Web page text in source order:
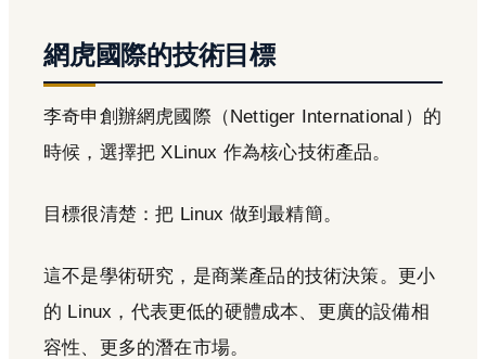
網虎國際的技術目標
李奇申創辦網虎國際（Nettiger International）的
時候，選擇把 XLinux 作為核心技術產品。
目標很清楚：把 Linux 做到最精簡。
這不是學術研究，是商業產品的技術決策。更小
的 Linux，代表更低的硬體成本、更廣的設備相
容性、更多的潛在市場。